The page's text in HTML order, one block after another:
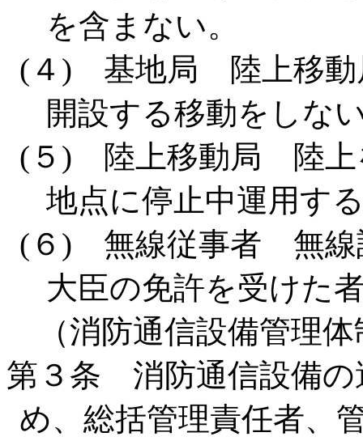
を含まない。
(４) 基地局 陸上移動
開設する移動をしな
(５) 陸上移動局 陸上
地点に停止中運用す
(６) 無線従事者 無線
大臣の免許を受けた
（消防通信設備管理体
第３条 消防通信設備の
め、総括管理責任者、